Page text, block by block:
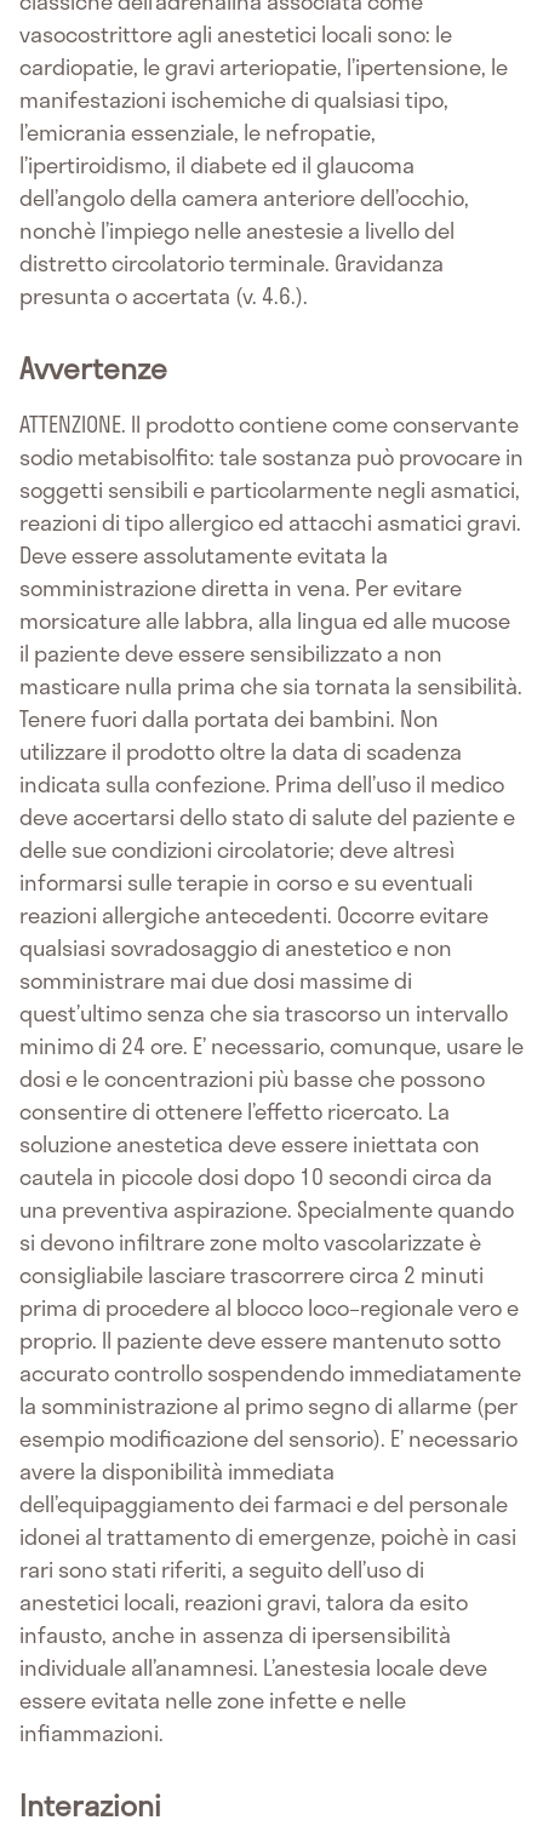
vasocostrittore agli anestetici locali sono: le
cardiopatie, le gravi arteriopatie, l’ipertensione, le
manifestazioni ischemiche di qualsiasi tipo,
l’emicrania essenziale, le nefropatie,
l’ipertiroidismo, il diabete ed il glaucoma
dell’angolo della camera anteriore dell’occhio,
nonchè l’impiego nelle anestesie a livello del
distretto circolatorio terminale. Gravidanza
presunta o accertata (v. 4.6.).
Avvertenze
ATTENZIONE. Il prodotto contiene come conservante
sodio metabisolfito: tale sostanza può provocare in
soggetti sensibili e particolarmente negli asmatici,
reazioni di tipo allergico ed attacchi asmatici gravi.
Deve essere assolutamente evitata la
somministrazione diretta in vena. Per evitare
morsicature alle labbra, alla lingua ed alle mucose
il paziente deve essere sensibilizzato a non
masticare nulla prima che sia tornata la sensibilità.
Tenere fuori dalla portata dei bambini. Non
utilizzare il prodotto oltre la data di scadenza
indicata sulla confezione. Prima dell’uso il medico
deve accertarsi dello stato di salute del paziente e
delle sue condizioni circolatorie; deve altresì
informarsi sulle terapie in corso e su eventuali
reazioni allergiche antecedenti. Occorre evitare
qualsiasi sovradosaggio di anestetico e non
somministrare mai due dosi massime di
quest’ultimo senza che sia trascorso un intervallo
minimo di 24 ore. E’ necessario, comunque, usare le
dosi e le concentrazioni più basse che possono
consentire di ottenere l’effetto ricercato. La
soluzione anestetica deve essere iniettata con
cautela in piccole dosi dopo 10 secondi circa da
una preventiva aspirazione. Specialmente quando
si devono infiltrare zone molto vascolarizzate è
consigliabile lasciare trascorrere circa 2 minuti
prima di procedere al blocco loco–regionale vero e
proprio. Il paziente deve essere mantenuto sotto
accurato controllo sospendendo immediatamente
la somministrazione al primo segno di allarme (per
esempio modificazione del sensorio). E’ necessario
avere la disponibilità immediata
dell’equipaggiamento dei farmaci e del personale
idonei al trattamento di emergenze, poichè in casi
rari sono stati riferiti, a seguito dell’uso di
anestetici locali, reazioni gravi, talora da esito
infausto, anche in assenza di ipersensibilità
individuale all’anamnesi. L’anestesia locale deve
essere evitata nelle zone infette e nelle
infiammazioni.
Interazioni